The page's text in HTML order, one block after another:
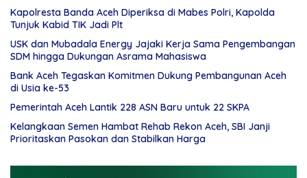
Kapolresta Banda Aceh Diperiksa di Mabes Polri, Kapolda
Tunjuk Kabid TIK Jadi Plt
USK dan Mubadala Energy Jajaki Kerja Sama Pengembangan
SDM hingga Dukungan Asrama Mahasiswa
Bank Aceh Tegaskan Komitmen Dukung Pembangunan Aceh
di Usia ke-53
Pemerintah Aceh Lantik 228 ASN Baru untuk 22 SKPA
Kelangkaan Semen Hambat Rehab Rekon Aceh, SBI Janji
Prioritaskan Pasokan dan Stabilkan Harga